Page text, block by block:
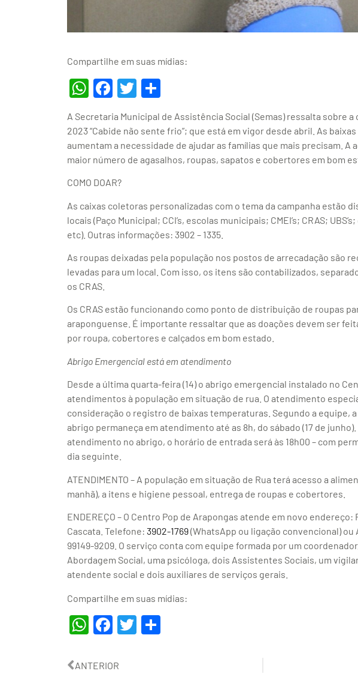
Compartilhe em suas mídias:
WhatsApp
Facebook
Twitter
A Secretaria Municipal de Assistência Social (Semas) ressalta sobre a
2023 “Cabide não sente frio”; que está em vigor desde abril. As
aumentam a necessidade de ajudar as famílias que mais precisam. A
maior número de agasalhos, roupas, sapatos e cobertores em bom
COMO DOAR?
As caixas coletoras personalizadas com o tema da campanha estão
locais (Paço Municipal; CCI’s, escolas municipais; CMEI’s; CRAS;
etc). Outras informações: 3902 – 1335.
As roupas deixadas pela população nos postos de arrecadação são
levadas para um local. Com isso, os itens são contabilizados,
os CRAS.
Os CRAS estão funcionando como ponto de distribuição de roupas
araponguense. É importante ressaltar que as doações devem ser
por roupa, cobertores e calçados em bom estado.
Abrigo Emergencial está em atendimento
Desde a última quarta-feira (14) o abrigo emergencial instalado no
atendimentos à população em situação de rua. O atendimento
consideração o registro de baixas temperaturas. Segundo a equipe,
abrigo permaneça em atendimento até as 8h, do sábado (17 de
atendimento no abrigo, o horário de entrada será às 18h00 – com
dia seguinte.
ATENDIMENTO – A população em situação de Rua terá acesso a
manhã), a itens e higiene pessoal, entrega de roupas e cobertores.
ENDEREÇO – O Centro Pop de Arapongas atende em novo endereço:
Cascata. Telefone: 3902-1769(WhatsApp ou ligação convencional) ou
99149-9209. O serviço conta com equipe formada por um
Abordagem Social, uma psicóloga, dois Assistentes Sociais, um
atendente social e dois auxiliares de serviços gerais.
Compartilhe em suas mídias:
WhatsApp
Facebook
Twitter
ANTERIOR